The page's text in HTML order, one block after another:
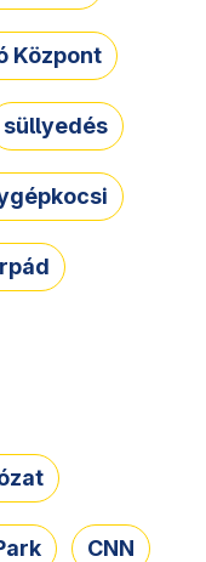
Központ
süllyedés
CNN